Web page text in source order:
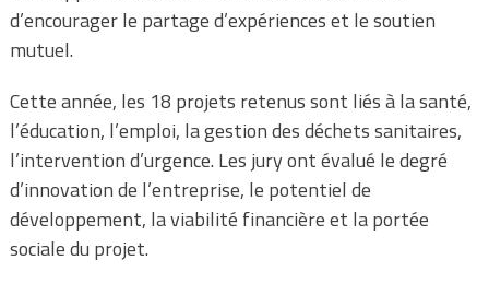
d’encourager le partage d’expériences et le soutien
mutuel.
Cette année, les 18 projets retenus sont liés à la santé,
l’éducation, l’emploi, la gestion des déchets sanitaires,
l’intervention d’urgence. Les jury ont évalué le degré
d’innovation de l’entreprise, le potentiel de
développement, la viabilité financière et la portée
sociale du projet.